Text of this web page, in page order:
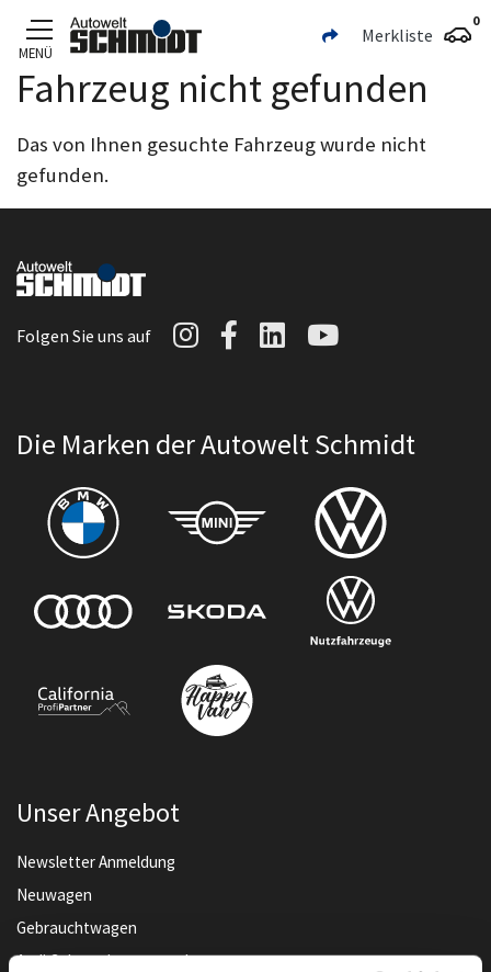
Zum Hauptinhalt
MENÜ
Merkliste
0
Fahrzeug nicht gefunden
Das von Ihnen gesuchte Fahrzeug wurde nicht
gefunden.
Folgen Sie uns auf Autowelt Schmidt auf
Autowelt Schmidt
AutoweltAutowelt
Die Marken der Autowelt Schmidt
Unser Angebot
Newsletter Anmeldung
Neuwagen
Gebrauchtwagen
Audi Gebrauchtwagen :plus